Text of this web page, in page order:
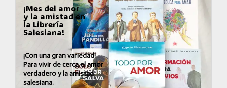
¡Mes del amor
y la amistad en
la Librería
Salesiana!
¡Con una gran variedad!
Para vivir de cerca el amor
verdadero y la amistad
salesiana.